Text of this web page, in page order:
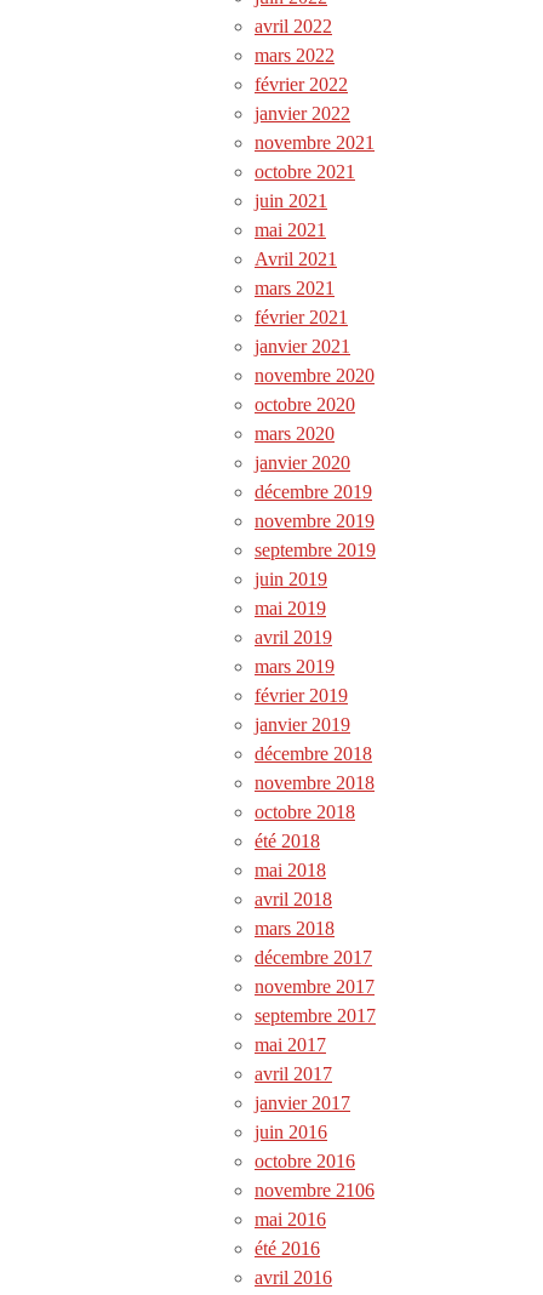
avril 2022
mars 2022
février 2022
janvier 2022
novembre 2021
octobre 2021
juin 2021
mai 2021
Avril 2021
mars 2021
février 2021
janvier 2021
novembre 2020
octobre 2020
mars 2020
janvier 2020
décembre 2019
novembre 2019
septembre 2019
juin 2019
mai 2019
avril 2019
mars 2019
février 2019
janvier 2019
décembre 2018
novembre 2018
octobre 2018
été 2018
mai 2018
avril 2018
mars 2018
décembre 2017
novembre 2017
septembre 2017
mai 2017
avril 2017
janvier 2017
juin 2016
octobre 2016
novembre 2106
mai 2016
été 2016
avril 2016